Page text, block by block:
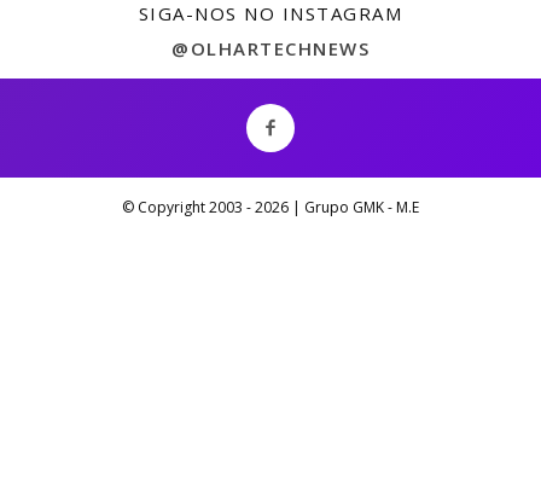
SIGA-NOS NO INSTAGRAM
@OLHARTECHNEWS
© Copyright 2003 -2026 | Grupo GMK - M.E